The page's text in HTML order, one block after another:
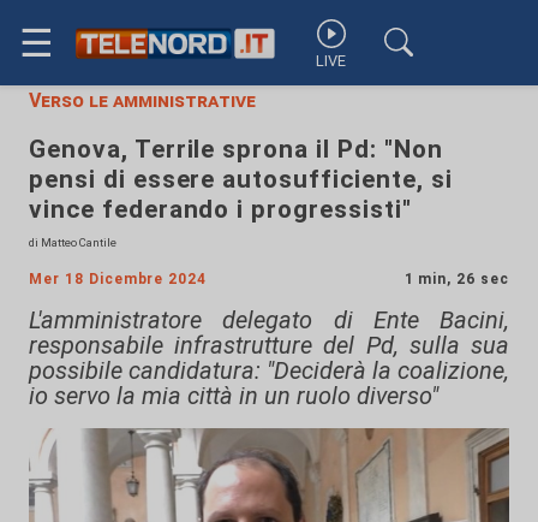
☰ LIVE
Verso le amministrative
Genova, Terrile sprona il Pd: "Non
pensi di essere autosufficiente, si
vince federando i progressisti"
di Matteo Cantile
Mer 18 Dicembre 2024 1 min, 26 sec
L'amministratore delegato di Ente Bacini,
responsabile infrastrutture del Pd, sulla sua
possibile candidatura: "Deciderà la coalizione,
io servo la mia città in un ruolo diverso"